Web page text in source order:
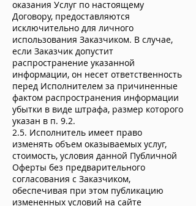
оказания Услуг по настоящему
Договору, предоставляются
исключительно для личного
использования Заказчиком. В случае,
если Заказчик допустит
распространение указанной
информации, он несет ответственность
перед Исполнителем за причиненные
фактом распространения информации
убытки в виде штрафа, размер которого
указан в п. 9.2.
2.5. Исполнитель имеет право
изменять объем оказываемых услуг,
стоимость, условия данной Публичной
Оферты без предварительного
согласования с Заказчиком,
обеспечивая при этом публикацию
измененных условий на сайте